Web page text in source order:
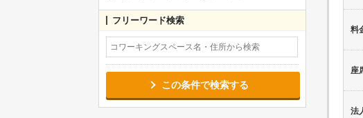
フリーワード検索
この条件で検索する
料
座
法